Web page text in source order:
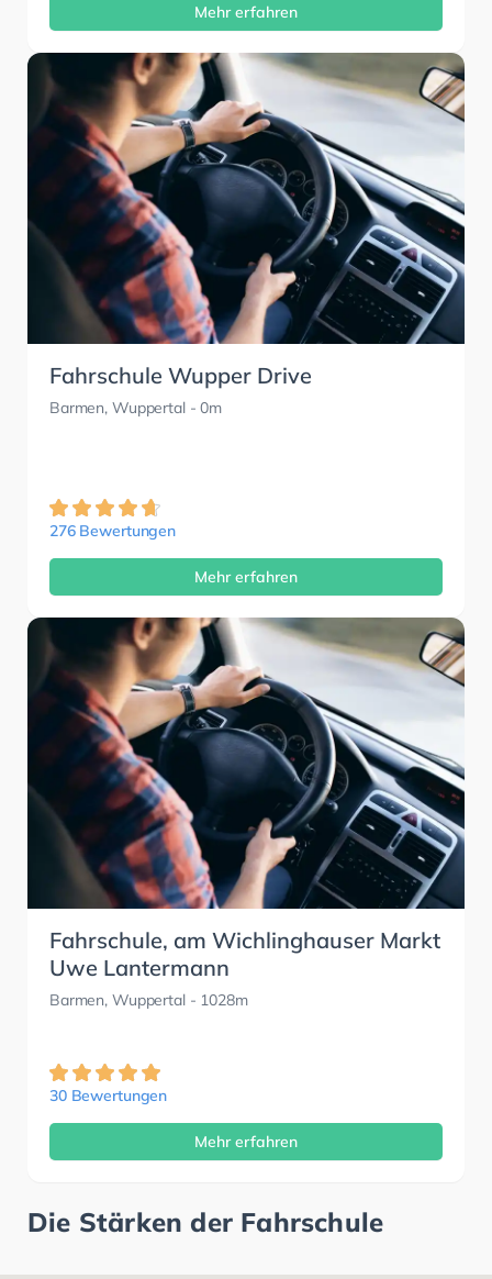
Mehr erfahren
Fahrschule Wupper Drive
Barmen, Wuppertal- 0m
276 Bewertungen
Mehr erfahren
Fahrschule, am Wichlinghauser Markt
Uwe Lantermann
Barmen, Wuppertal- 1028m
30 Bewertungen
Mehr erfahren
Die Stärken der Fahrschule